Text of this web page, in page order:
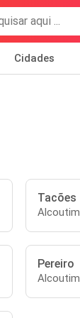
Cidades
Tacões
Alcoutim
Pereiro
Alcoutim